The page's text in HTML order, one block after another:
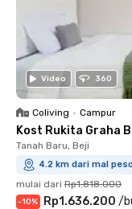
Video 360
Coliving • Campur
Kost Rukita Graha
Tanah Baru, Beji
4.2 km dari mal
mulai dari Rp1.818.000
-10% Rp1.636.200 /